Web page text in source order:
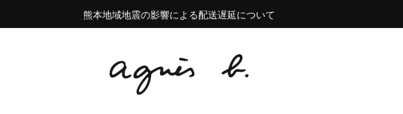
熊本地域地震の影響による配送遅延について
Summer Sale 2buy10%OFF!!
熊本地域地震の影響による配送遅延について
Summer Sale 2buy10%OFF!!